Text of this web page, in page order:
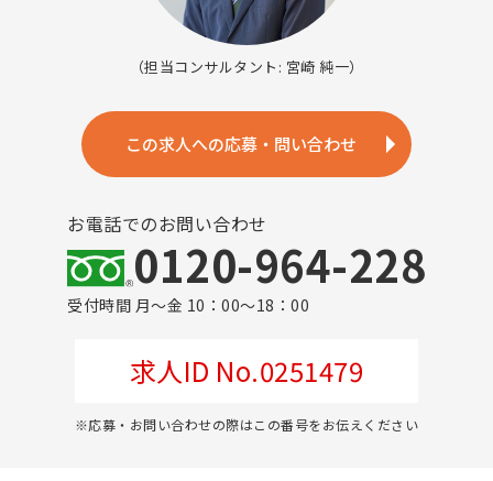
（担当コンサルタント: 宮崎 純一）
この求人への応募・問い合わせ
お電話でのお問い合わせ
0120-964-228
受付時間 月～金 10：00～18：00
求人ID No.0251479
※応募・お問い合わせの際はこの番号をお伝えください